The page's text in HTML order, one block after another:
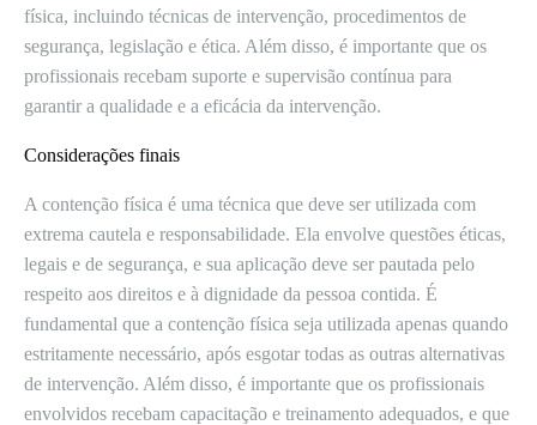
física, incluindo técnicas de intervenção, procedimentos de
segurança, legislação e ética. Além disso, é importante que os
profissionais recebam suporte e supervisão contínua para
garantir a qualidade e a eficácia da intervenção.
Considerações finais
A contenção física é uma técnica que deve ser utilizada com
extrema cautela e responsabilidade. Ela envolve questões éticas,
legais e de segurança, e sua aplicação deve ser pautada pelo
respeito aos direitos e à dignidade da pessoa contida. É
fundamental que a contenção física seja utilizada apenas quando
estritamente necessário, após esgotar todas as outras alternativas
de intervenção. Além disso, é importante que os profissionais
envolvidos recebam capacitação e treinamento adequados, e que